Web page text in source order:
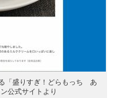
「盛りすぎ！どらもっち あ
公式サイトより